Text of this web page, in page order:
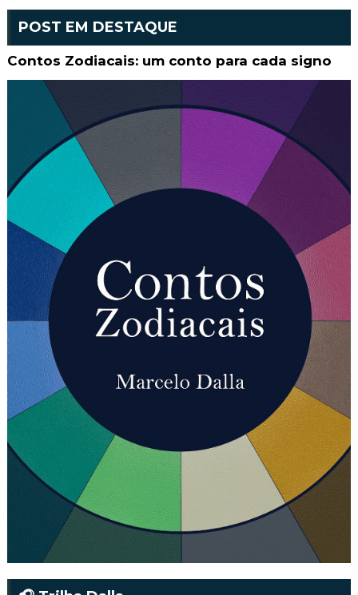
POST EM DESTAQUE
Contos Zodiacais: um conto para cada signo